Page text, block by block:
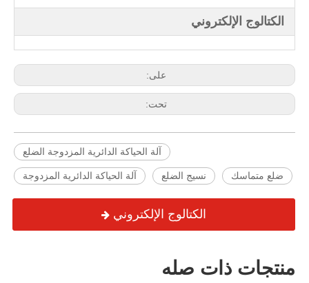
الكتالوج الإلكتروني
على:
تحت:
آلة الحياكة الدائرية المزدوجة الضلع
آلة الحياكة الدائرية المزدوجة نسيج الضلع ضلع متماسك
الكتالوج الإلكتروني
منتجات ذات صله